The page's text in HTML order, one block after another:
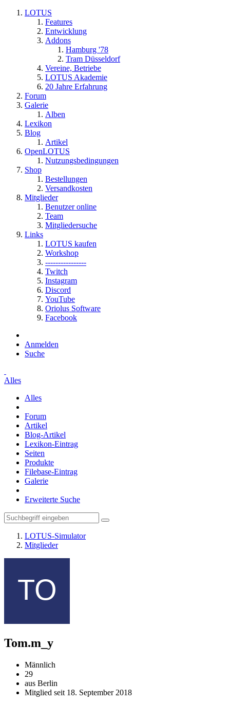
LOTUS
Features
Entwicklung
Addons
Hamburg '78
Tram Düsseldorf
Vereine, Betriebe
LOTUS Akademie
20 Jahre Erfahrung
Forum
Galerie
Alben
Lexikon
Blog
Artikel
OpenLOTUS
Nutzungsbedingungen
Shop
Bestellungen
Versandkosten
Mitglieder
Benutzer online
Team
Mitgliedersuche
Links
LOTUS kaufen
Workshop
----------------
Twitch
Instagram
Discord
YouTube
Oriolus Software
Facebook
Anmelden
Suche
Alles
Alles
Forum
Artikel
Blog-Artikel
Lexikon-Eintrag
Seiten
Produkte
Filebase-Eintrag
Galerie
Erweiterte Suche
LOTUS-Simulator
Mitglieder
Tom.m_y
Männlich
29
aus Berlin
Mitglied seit 18. September 2018